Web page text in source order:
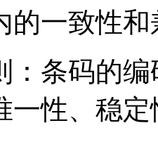
的一致性
：条码的
一性、稳